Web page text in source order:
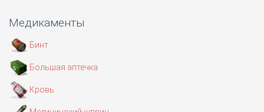
Медикаменты
Бинт
Большая аптечка
Кровь